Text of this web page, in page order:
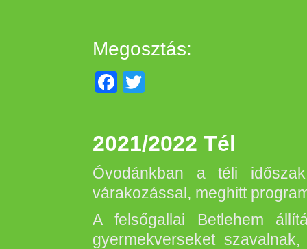
Megosztás:
Facebook
2021/2022 Tél
Óvodánkban a téli
várakozással, meghitt
A felsőgallai Betlehem
gyermekverseket